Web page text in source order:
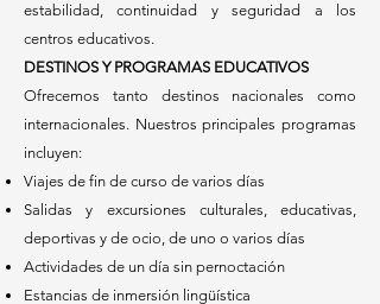
estabilidad, continuidad y seguridad a los
centros educativos.
DESTINOS Y PROGRAMAS EDUCATIVOS
Ofrecemos tanto destinos nacionales como
internacionales. Nuestros principales programas
incluyen:
Viajes de fin de curso de varios días
Salidas y excursiones culturales, educativas,
deportivas y de ocio, de uno o varios días
Actividades de un día sin pernoctación
Estancias de inmersión lingüística